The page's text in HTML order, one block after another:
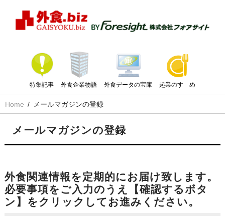
特集記事 外食企業物語 外食データの宝庫 起業のすゝめ
Home メールマガジンの登録
メールマガジンの登録
外食関連情報を定期的にお届け致します。
必要事項をご入力のうえ【確認するボタ
ン】をクリックしてお進みください。